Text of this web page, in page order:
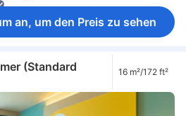
Spiegel
WC (barrierefrei)
Vorhänge zur Verdunkelung
(gratis)
Tee- und Kaffeezubereiter
(Laptop-freundlich)
Fenster
Verbindungstür verfügbar
Haustiere im Zimmer erlaubt
Nichtraucher
an, um den Preis zu sehen
(Standard
16 m²/172 ft²